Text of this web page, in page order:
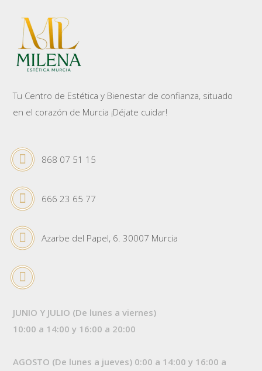
Tu Centro de Estética y Bienestar de confianza, situado
en el corazón de Murcia ¡Déjate cuidar!
868 07 51 15
666 23 65 77
Azarbe del Papel, 6. 30007 Murcia
JUNIO Y JULIO (De lunes a viernes)
10:00 a 14:00 y 16:00 a 20:00
AGOSTO (De lunes a jueves) 0:00 a 14:00 y 16:00 a